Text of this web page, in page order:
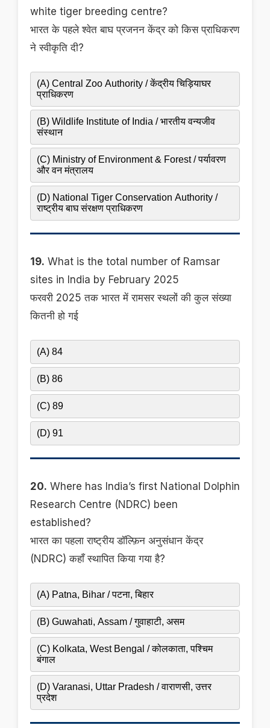
white tiger breeding centre?
भारत के पहले श्वेत बाघ प्रजनन केंद्र को किस प्राधिकरण
ने स्वीकृति दी?
(A) Central Zoo Authority / केंद्रीय चिड़ियाघर
प्राधिकरण
(B) Wildlife Institute of India / भारतीय वन्यजीव
संस्थान
(C) Ministry of Environment & Forest / पर्यावरण
और वन मंत्रालय
(D) National Tiger Conservation Authority /
राष्ट्रीय बाघ संरक्षण प्राधिकरण
19. What is the total number of Ramsar
sites in India by February 2025
फरवरी 2025 तक भारत में रामसर स्थलों की कुल संख्या
कितनी हो गई
(A) 84
(B) 86
(C) 89
(D) 91
20. Where has India’s first National Dolphin
Research Centre (NDRC) been
established?
भारत का पहला राष्ट्रीय डॉल्फ़िन अनुसंधान केंद्र
(NDRC) कहाँ स्थापित किया गया है?
(A) Patna, Bihar / पटना, बिहार
(B) Guwahati, Assam / गुवाहाटी, असम
(C) Kolkata, West Bengal / कोलकाता, पश्चिम
बंगाल
(D) Varanasi, Uttar Pradesh / वाराणसी, उत्तर
प्रदेश